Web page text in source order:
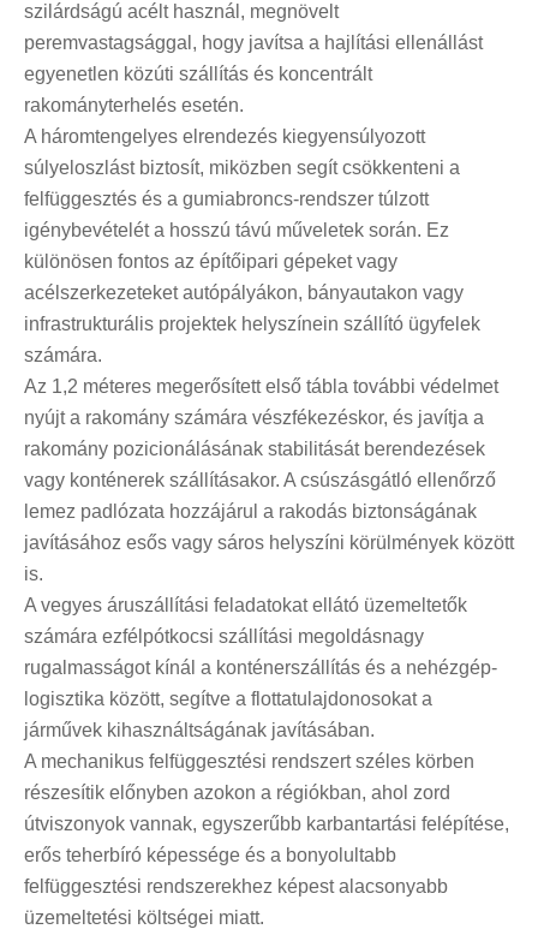
szilárdságú acélt használ, megnövelt
peremvastagsággal, hogy javítsa a hajlítási ellenállást
egyenetlen közúti szállítás és koncentrált
rakományterhelés esetén.
A háromtengelyes elrendezés kiegyensúlyozott
súlyeloszlást biztosít, miközben segít csökkenteni a
felfüggesztés és a gumiabroncs-rendszer túlzott
igénybevételét a hosszú távú műveletek során. Ez
különösen fontos az építőipari gépeket vagy
acélszerkezeteket autópályákon, bányautakon vagy
infrastrukturális projektek helyszínein szállító ügyfelek
számára.
Az 1,2 méteres megerősített első tábla további védelmet
nyújt a rakomány számára vészfékezéskor, és javítja a
rakomány pozicionálásának stabilitását berendezések
vagy konténerek szállításakor. A csúszásgátló ellenőrző
lemez padlózata hozzájárul a rakodás biztonságának
javításához esős vagy sáros helyszíni körülmények között
is.
A vegyes áruszállítási feladatokat ellátó üzemeltetők
számára ezfélpótkocsi szállítási megoldásnagy
rugalmasságot kínál a konténerszállítás és a nehézgép-
logisztika között, segítve a flottatulajdonosokat a
járművek kihasználtságának javításában.
A mechanikus felfüggesztési rendszert széles körben
részesítik előnyben azokon a régiókban, ahol zord
útviszonyok vannak, egyszerűbb karbantartási felépítése,
erős teherbíró képessége és a bonyolultabb
felfüggesztési rendszerekhez képest alacsonyabb
üzemeltetési költségei miatt.